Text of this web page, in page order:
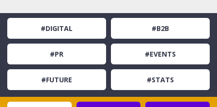
#DIGITAL #B2B
#PR #EVENTS
#FUTURE #STATS